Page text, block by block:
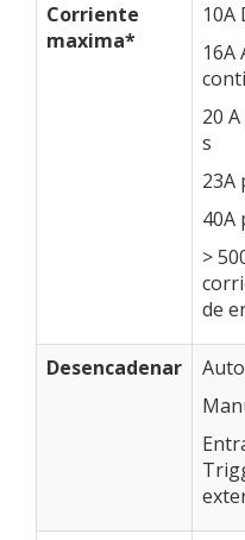
Corriente
maxima*
10A
16A
20
s
23A
40A
>
de
Desencadenar